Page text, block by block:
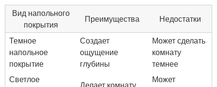
Вид напольного
покрытия
Преимущества
Недостатки
Темное
напольное
покрытие
Создает
ощущение
глубины
Может сделать
комнату
темнее
Светлое
Может